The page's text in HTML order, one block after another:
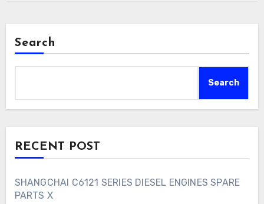
Search
Search
RECENT POST
SHANGCHAI C6121 SERIES DIESEL ENGINES SPARE
PARTS X